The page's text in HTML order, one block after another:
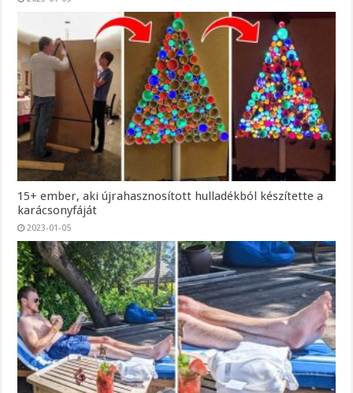
15+ ember, aki újrahasznosított hulladékból készítette a
karácsonyfáját
2023-01-05